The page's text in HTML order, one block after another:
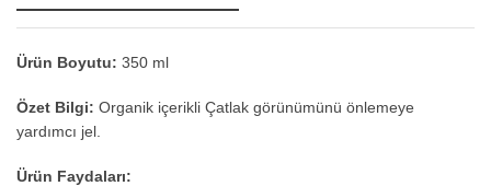
Ürün Boyutu: 350 ml
Özet Bilgi: Organik içerikli Çatlak görünümünü önlemeye
yardımcı jel.
Ürün Faydaları: